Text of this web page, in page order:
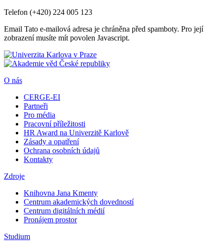
Telefon (+420) 224 005 123
Email Tato e-mailová adresa je chráněna před spamboty. Pro její
zobrazení musíte mít povolen Javascript.
O nás
CERGE-EI
Partneři
Pro média
Pracovní příležitosti
HR Award na Univerzitě Karlově
Zásady a opatření
Ochrana osobních údajů
Kontakty
Zdroje
Knihovna Jana Kmenty
Centrum akademických dovedností
Centrum digitálních médií
Pronájem prostor
Studium